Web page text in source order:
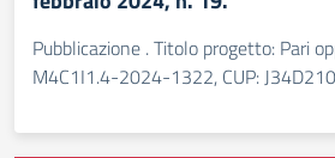
Pubblicazione . Titolo progetto: Pari
M4C1I1.4-2024-1322, CUP: